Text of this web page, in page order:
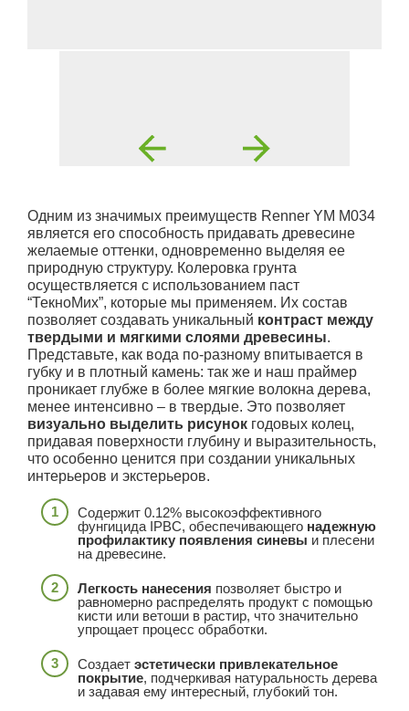
Одним из значимых преимуществ Renner YМ М034
является его способность придавать древесине
желаемые оттенки, одновременно выделяя ее
природную структуру. Колеровка грунта
осуществляется с использованием паст
“ТекноМих”, которые мы применяем. Их состав
позволяет создавать уникальный контраст между
твердыми и мягкими слоями древесины.
Представьте, как вода по-разному впитывается в
губку и в плотный камень: так же и наш праймер
проникает глубже в более мягкие волокна дерева,
менее интенсивно – в твердые. Это позволяет
визуально выделить рисунок годовых колец,
придавая поверхности глубину и выразительность,
что особенно ценится при создании уникальных
интерьеров и экстерьеров.
Содержит 0.12% высокоэффективного
фунгицида IPBC, обеспечивающего надежную
профилактику появления синевы и плесени
на древесине.
Легкость нанесения позволяет быстро и
равномерно распределять продукт с помощью
кисти или ветоши в растир, что значительно
упрощает процесс обработки.
Создает эстетически привлекательное
покрытие, подчеркивая натуральность дерева
и задавая ему интересный, глубокий тон.